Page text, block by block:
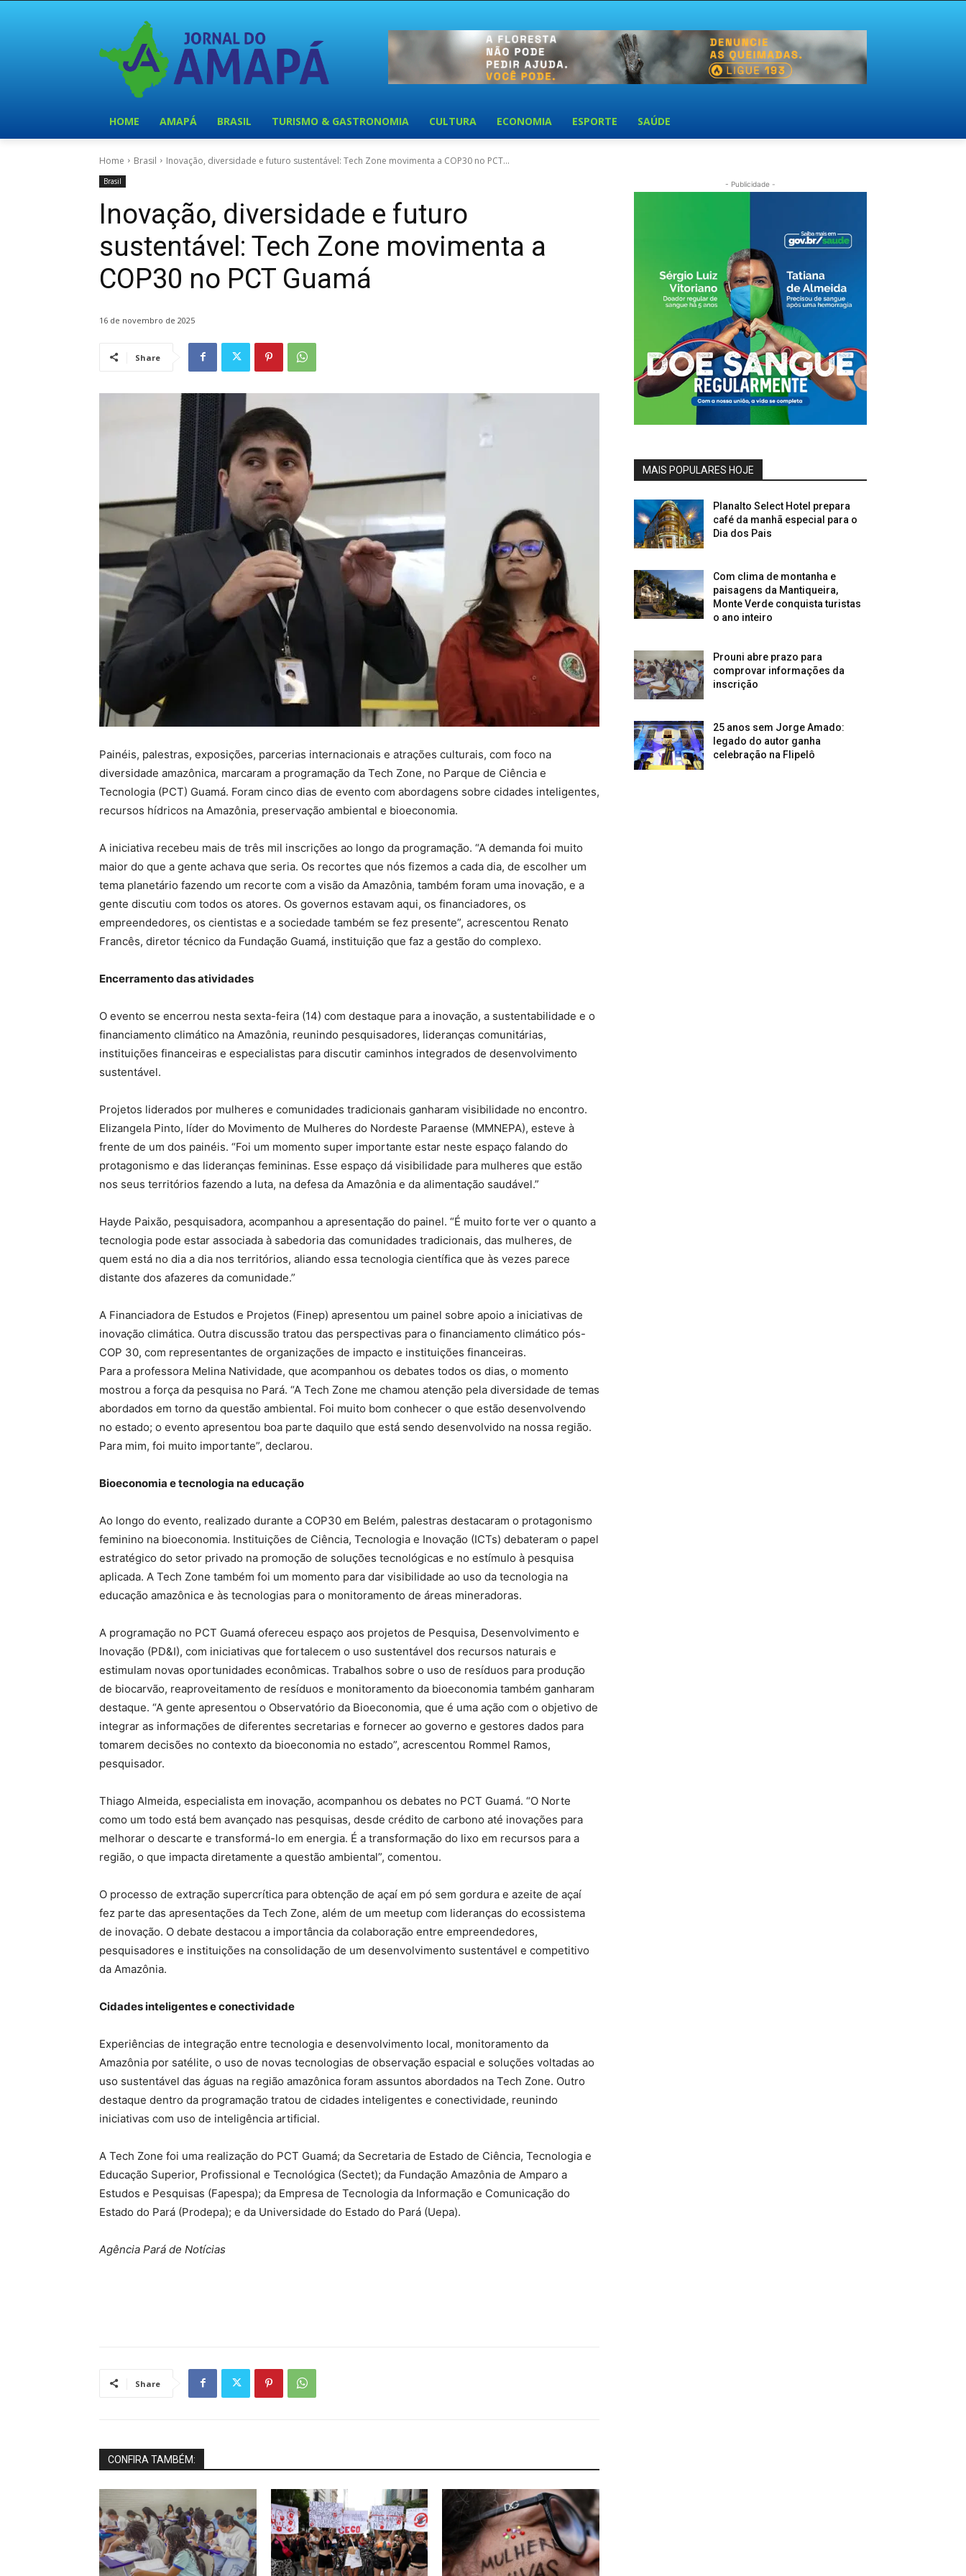
HOME AMAPÁ BRASIL TURISMO & GASTRONOMIA CULTURA ECONOMIA ESPORTE SAÚDE
Home Brasil Inovação, diversidade e futuro sustentável: Tech Zone movimenta a COP30 no PCT...
Brasil
Inovação, diversidade e futuro
sustentável: Tech Zone movimenta a
COP30 no PCT Guamá
16 de novembro de 2025
Share
Painéis, palestras, exposições, parcerias internacionais e atrações culturais, com foco na
diversidade amazônica, marcaram a programação da Tech Zone, no Parque de Ciência e
Tecnologia (PCT) Guamá. Foram cinco dias de evento com abordagens sobre cidades inteligentes,
recursos hídricos na Amazônia, preservação ambiental e bioeconomia.
A iniciativa recebeu mais de três mil inscrições ao longo da programação. “A demanda foi muito
maior do que a gente achava que seria. Os recortes que nós fizemos a cada dia, de escolher um
tema planetário fazendo um recorte com a visão da Amazônia, também foram uma inovação, e a
gente discutiu com todos os atores. Os governos estavam aqui, os financiadores, os
empreendedores, os cientistas e a sociedade também se fez presente”, acrescentou Renato
Francês, diretor técnico da Fundação Guamá, instituição que faz a gestão do complexo.
Encerramento das atividades
O evento se encerrou nesta sexta-feira (14) com destaque para a inovação, a sustentabilidade e o
financiamento climático na Amazônia, reunindo pesquisadores, lideranças comunitárias,
instituições financeiras e especialistas para discutir caminhos integrados de desenvolvimento
sustentável.
Projetos liderados por mulheres e comunidades tradicionais ganharam visibilidade no encontro.
Elizangela Pinto, líder do Movimento de Mulheres do Nordeste Paraense (MMNEPA), esteve à
frente de um dos painéis. “Foi um momento super importante estar neste espaço falando do
protagonismo e das lideranças femininas. Esse espaço dá visibilidade para mulheres que estão
nos seus territórios fazendo a luta, na defesa da Amazônia e da alimentação saudável.”
Hayde Paixão, pesquisadora, acompanhou a apresentação do painel. “É muito forte ver o quanto a
tecnologia pode estar associada à sabedoria das comunidades tradicionais, das mulheres, de
quem está no dia a dia nos territórios, aliando essa tecnologia científica que às vezes parece
distante dos afazeres da comunidade.”
A Financiadora de Estudos e Projetos (Finep) apresentou um painel sobre apoio a iniciativas de
inovação climática. Outra discussão tratou das perspectivas para o financiamento climático pós-
COP 30, com representantes de organizações de impacto e instituições financeiras.
Para a professora Melina Natividade, que acompanhou os debates todos os dias, o momento
mostrou a força da pesquisa no Pará. “A Tech Zone me chamou atenção pela diversidade de temas
abordados em torno da questão ambiental. Foi muito bom conhecer o que estão desenvolvendo
no estado; o evento apresentou boa parte daquilo que está sendo desenvolvido na nossa região.
Para mim, foi muito importante”, declarou.
Bioeconomia e tecnologia na educação
Ao longo do evento, realizado durante a COP30 em Belém, palestras destacaram o protagonismo
feminino na bioeconomia. Instituições de Ciência, Tecnologia e Inovação (ICTs) debateram o papel
estratégico do setor privado na promoção de soluções tecnológicas e no estímulo à pesquisa
aplicada. A Tech Zone também foi um momento para dar visibilidade ao uso da tecnologia na
educação amazônica e às tecnologias para o monitoramento de áreas mineradoras.
A programação no PCT Guamá ofereceu espaço aos projetos de Pesquisa, Desenvolvimento e
Inovação (PD&I), com iniciativas que fortalecem o uso sustentável dos recursos naturais e
estimulam novas oportunidades econômicas. Trabalhos sobre o uso de resíduos para produção
de biocarvão, reaproveitamento de resíduos e monitoramento da bioeconomia também ganharam
destaque. “A gente apresentou o Observatório da Bioeconomia, que é uma ação com o objetivo de
integrar as informações de diferentes secretarias e fornecer ao governo e gestores dados para
tomarem decisões no contexto da bioeconomia no estado”, acrescentou Rommel Ramos,
pesquisador.
Thiago Almeida, especialista em inovação, acompanhou os debates no PCT Guamá. “O Norte
como um todo está bem avançado nas pesquisas, desde crédito de carbono até inovações para
melhorar o descarte e transformá-lo em energia. É a transformação do lixo em recursos para a
região, o que impacta diretamente a questão ambiental”, comentou.
O processo de extração supercrítica para obtenção de açaí em pó sem gordura e azeite de açaí
fez parte das apresentações da Tech Zone, além de um meetup com lideranças do ecossistema
de inovação. O debate destacou a importância da colaboração entre empreendedores,
pesquisadores e instituições na consolidação de um desenvolvimento sustentável e competitivo
da Amazônia.
Cidades inteligentes e conectividade
Experiências de integração entre tecnologia e desenvolvimento local, monitoramento da
Amazônia por satélite, o uso de novas tecnologias de observação espacial e soluções voltadas ao
uso sustentável das águas na região amazônica foram assuntos abordados na Tech Zone. Outro
destaque dentro da programação tratou de cidades inteligentes e conectividade, reunindo
iniciativas com uso de inteligência artificial.
A Tech Zone foi uma realização do PCT Guamá; da Secretaria de Estado de Ciência, Tecnologia e
Educação Superior, Profissional e Tecnológica (Sectet); da Fundação Amazônia de Amparo a
Estudos e Pesquisas (Fapespa); da Empresa de Tecnologia da Informação e Comunicação do
Estado do Pará (Prodepa); e da Universidade do Estado do Pará (Uepa).
Agência Pará de Notícias
Share
CONFIRA TAMBÉM:
- Publicidade -
MAIS POPULARES HOJE
Planalto Select Hotel prepara
café da manhã especial para o
Dia dos Pais
Com clima de montanha e
paisagens da Mantiqueira,
Monte Verde conquista turistas
o ano inteiro
Prouni abre prazo para
comprovar informações da
inscrição
25 anos sem Jorge Amado:
legado do autor ganha
celebração na Flipelô